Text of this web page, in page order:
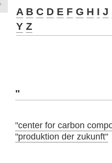
A B C D E F G H I J
Y Z
"
"center for carbon
"produktion der zukunft"